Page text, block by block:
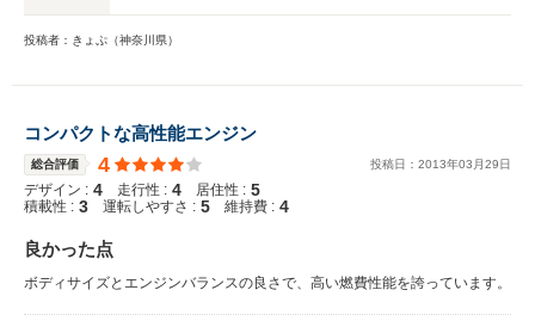
投稿者：きょぷ（神奈川県）
コンパクトな高性能エンジン
総合評価 4 投稿日： 2013年03 月29日
デザイン : 4 走行性 : 4 居住性 : 5
積載性 : 3 運転しやすさ : 5 維持費 : 4
良かった点
ボディサイズとエンジンバランスの良さで、高い燃費性能を誇っています。